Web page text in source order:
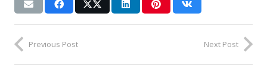
Previous Post Next Post